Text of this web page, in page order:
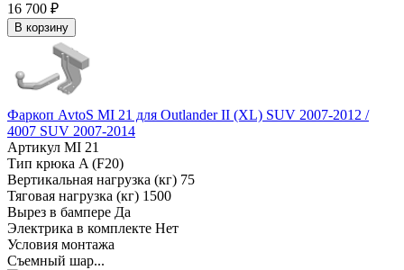
16 700 ₽
В корзину
Фаркоп AvtoS MI 21 для Outlander II (XL) SUV 2007-2012 /
4007 SUV 2007-2014
Артикул MI 21
Тип крюка A (F20)
Вертикальная нагрузка (кг) 75
Тяговая нагрузка (кг) 1500
Вырез в бампере Да
Электрика в комплекте Нет
Условия монтажа
Съемный шар...